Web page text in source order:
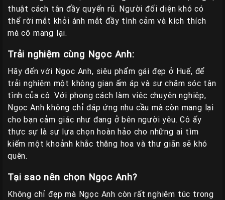
thuật cách tân đầy quyến rũ. Người đối diện khó có
thể rời mắt khỏi ánh mắt đầy tình cảm và kích thích
mà cô mang lại.
Trải nghiệm cùng Ngọc Anh:
Hãy đến với Ngọc Anh, siêu phẩm gái đẹp ở Huế, để
trải nghiệm một không gian ấm áp và sự chăm sóc tận
tình của cô. Với phong cách làm việc chuyên nghiệp,
Ngọc Anh không chỉ đáp ứng nhu cầu mà còn mang lại
cho bạn cảm giác như đang ở bên người yêu. Cô ấy
thực sự là sự lựa chọn hoàn hảo cho những ai tìm
kiếm một khoảnh khắc thăng hoa và thư giãn sẽ khó
quên.
Tại sao nên chọn Ngọc Anh?
Không chỉ đẹp mà Ngọc Anh còn rất nghiêm túc trong